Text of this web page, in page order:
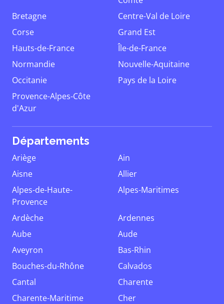
Bretagne
Centre-Val de Loire
Corse
Grand Est
Hauts-de-France
Île-de-France
Normandie
Nouvelle-Aquitaine
Occitanie
Pays de la Loire
Provence-Alpes-Côte
d'Azur
Départements
Ariège
Ain
Aisne
Allier
Alpes-de-Haute-
Provence
Alpes-Maritimes
Ardèche
Ardennes
Aube
Aude
Aveyron
Bas-Rhin
Bouches-du-Rhône
Calvados
Cantal
Charente
Charente-Maritime
Cher